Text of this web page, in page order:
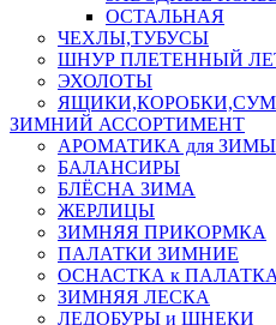
ОСТАЛЬНАЯ
ЧЕХЛЫ,ТУБУСЫ
ШНУР ПЛЕТЕННЫЙ
ЭХОЛОТЫ
ЗИМНИЙ АССОРТИМЕНТ
АРОМАТИКА для ЗИМЫ
БАЛАНСИРЫ
БЛЁСНА ЗИМА
ЖЕРЛИЦЫ
ЗИМНЯЯ ПРИКОРМКА
ПАЛАТКИ ЗИМНИЕ
ОСНАСТКА к
ЗИМНЯЯ ЛЕСКА
ЛЕДОБУРЫ и ШНЕКИ